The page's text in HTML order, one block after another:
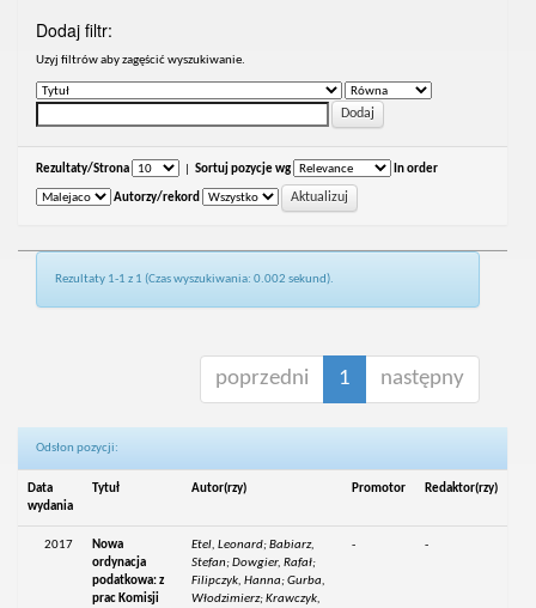
Dodaj filtr:
Uzyj filtrów aby zagęścić wyszukiwanie.
Rezultaty/Strona Sortuj pozycje wg In order
Autorzy/rekord
Rezultaty 1-1 z 1 (Czas wyszukiwania: 0.002 sekund).
poprzedni 1 następny
Odsłon pozycji:
Data
wydania
Tytuł Autor(rzy) Promotor Redaktor(rzy)
2017
Nowa
ordynacja
podatkowa: z
prac Komisji
Etel, Leonard; Babiarz,
Stefan; Dowgier, Rafał;
Filipczyk, Hanna; Gurba,
Włodzimierz; Krawczyk,
- -